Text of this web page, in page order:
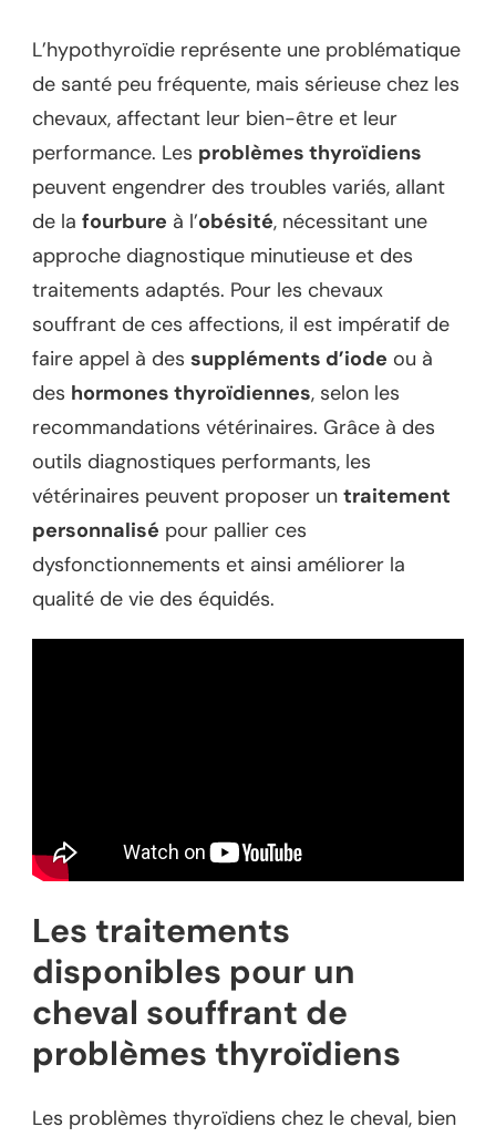
L’hypothyroïdie représente une problématique
de santé peu fréquente, mais sérieuse chez les
chevaux, affectant leur bien-être et leur
performance. Les problèmes thyroïdiens
peuvent engendrer des troubles variés, allant
de la fourbure à l’obésité, nécessitant une
approche diagnostique minutieuse et des
traitements adaptés. Pour les chevaux
souffrant de ces affections, il est impératif de
faire appel à des suppléments d’iode ou à
des hormones thyroïdiennes, selon les
recommandations vétérinaires. Grâce à des
outils diagnostiques performants, les
vétérinaires peuvent proposer un traitement
personnalisé pour pallier ces
dysfonctionnements et ainsi améliorer la
qualité de vie des équidés.
Les traitements
disponibles pour un
cheval souffrant de
problèmes thyroïdiens
Les problèmes thyroïdiens chez le cheval, bien